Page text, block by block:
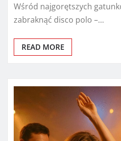
Wśród najgorętszych
zabraknąć disco polo –…
READ MORE